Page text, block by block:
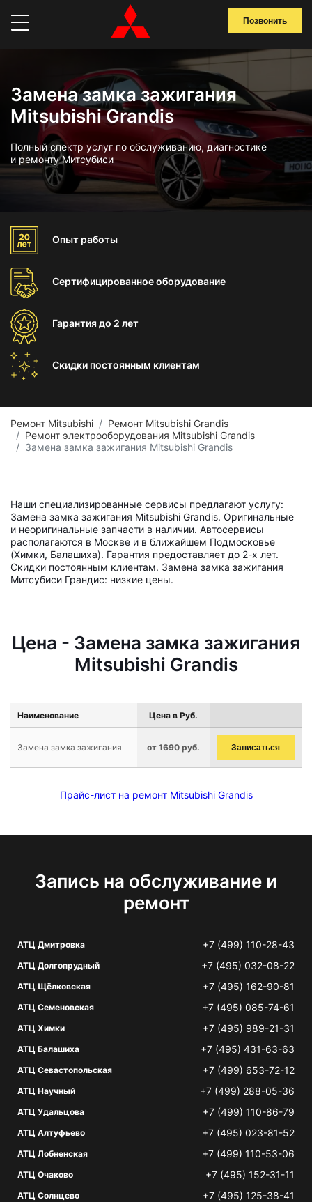
Позвонить
Замена замка зажигания
Mitsubishi Grandis
Полный спектр услуг по обслуживанию, диагностике
и ремонту Митсубиси
Опыт работы
Сертифицированноеоборудование
Гарантиядо 2 лет
Скидки постоянным клиентам
Ремонт Mitsubishi
Ремонт Mitsubishi Grandis
Ремонт электрооборудования Mitsubishi Grandis
Замена замка зажигания Mitsubishi Grandis
Наши специализированные сервисы предлагают услугу:
Замена замка зажигания Mitsubishi Grandis. Оригинальные
и неоригинальные запчасти в наличии. Автосервисы
располагаются в Москве и в ближайшем Подмосковье
(Химки, Балашиха). Гарантия предоставляет до 2-х лет.
Скидки постоянным клиентам. Замена замка зажигания
Митсубиси Грандис: низкие цены.
Цена - Замена замка зажигания
Mitsubishi Grandis
Наименование Цена в Руб.
Замена замка зажигания от 1690 руб. Записаться
Прайс-лист на ремонт Mitsubishi Grandis
Запись на обслуживание и
ремонт
АТЦ Дмитровка +7 (499) 110-28-43
АТЦ Долгопрудный +7 (495) 032-08-22
АТЦ Щёлковская +7 (495) 162-90-81
АТЦ Семеновская +7 (495) 085-74-61
АТЦ Химки +7 (495) 989-21-31
АТЦ Балашиха +7 (495) 431-63-63
АТЦ Севастопольская +7 (499) 653-72-12
АТЦ Научный +7 (499) 288-05-36
АТЦ Удальцова +7 (499) 110-86-79
АТЦ Алтуфьево +7 (495) 023-81-52
АТЦ Лобненская +7 (499) 110-53-06
АТЦ Очаково +7 (495) 152-31-11
АТЦ Солнцево +7 (495) 125-38-41